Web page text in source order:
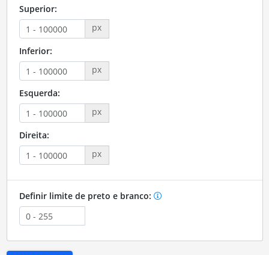
Superior:
px
Inferior:
px
Esquerda:
px
Direita:
px
Definir limite de preto e branco: